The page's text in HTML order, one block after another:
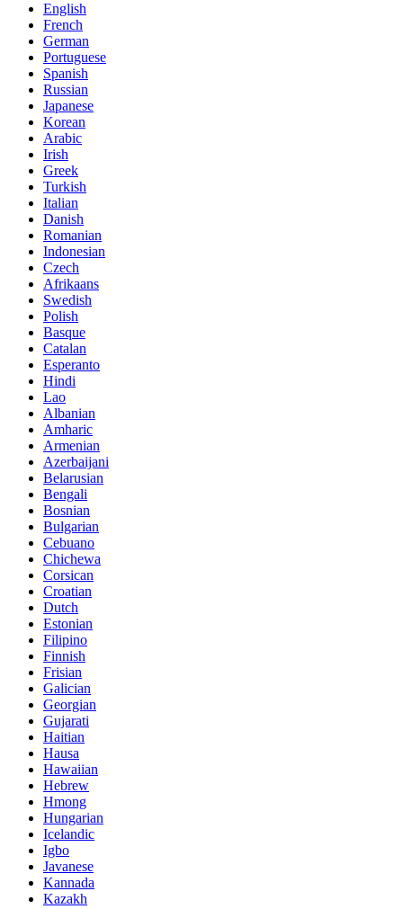
English
French
German
Portuguese
Spanish
Russian
Japanese
Korean
Arabic
Irish
Greek
Turkish
Italian
Danish
Romanian
Indonesian
Czech
Afrikaans
Swedish
Polish
Basque
Catalan
Esperanto
Hindi
Lao
Albanian
Amharic
Armenian
Azerbaijani
Belarusian
Bengali
Bosnian
Bulgarian
Cebuano
Chichewa
Corsican
Croatian
Dutch
Estonian
Filipino
Finnish
Frisian
Galician
Georgian
Gujarati
Haitian
Hausa
Hawaiian
Hebrew
Hmong
Hungarian
Icelandic
Igbo
Javanese
Kannada
Kazakh